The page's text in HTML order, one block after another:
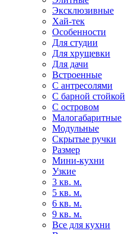
Эксклюзивные
Хай-тек
Особенности
Для студии
Для хрущевки
Для дачи
Встроенные
С антресолями
С барной стойкой
С островом
Малогабаритные
Модульные
Скрытые ручки
Размер
Мини-кухни
Узкие
3 кв. м.
5 кв. м.
6 кв. м.
9 кв. м.
Все для кухни